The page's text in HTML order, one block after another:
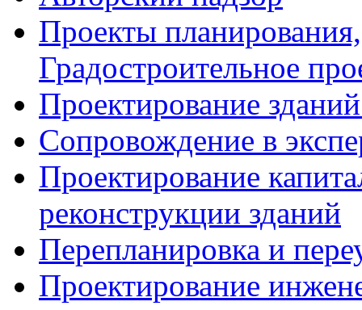
Проекты
Градостроительное
Проектирование
Сопровождение в
Проектирование
реконструкции зданий
Перепланировка и
Проектирование